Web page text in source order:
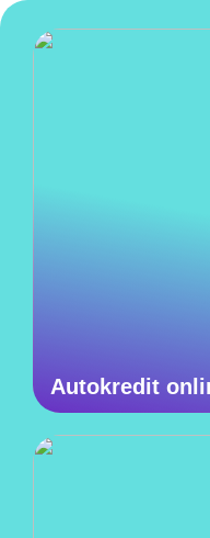
Autokredit